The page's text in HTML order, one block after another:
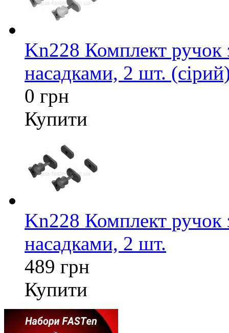
Kn228 Комплект ручок
насадками, 2 шт.
0 грн
Купити
Kn228 Комплект ручок
насадками, 2 шт.
489 грн
Купити